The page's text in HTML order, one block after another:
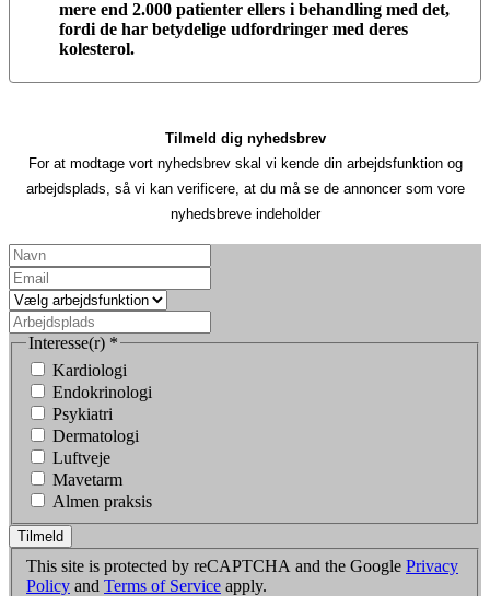
mere end 2.000 patienter ellers i behandling med det,
fordi de har betydelige udfordringer med deres
kolesterol.
Tilmeld dig nyhedsbrev
For at modtage vort nyhedsbrev skal vi kende din arbejdsfunktion og
arbejdsplads, så vi kan verificere, at du må se de annoncer som vore
nyhedsbreve indeholder
Interesse(r) *
Kardiologi
Endokrinologi
Psykiatri
Dermatologi
Luftveje
Mavetarm
Almen praksis
Tilmeld
This site is protected by reCAPTCHA and the Google Privacy
Policy and Terms of Service apply.